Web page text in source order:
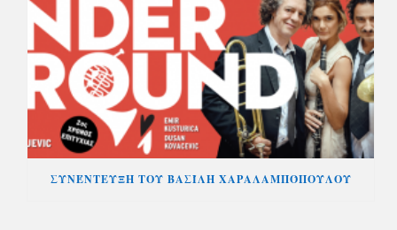
ΣΥΝΈΝΤΕΥΞΗ ΤΟΥ ΒΑΣΊΛΗ ΧΑΡΑΛΑΜΠΌΠΟΥΛΟΥ